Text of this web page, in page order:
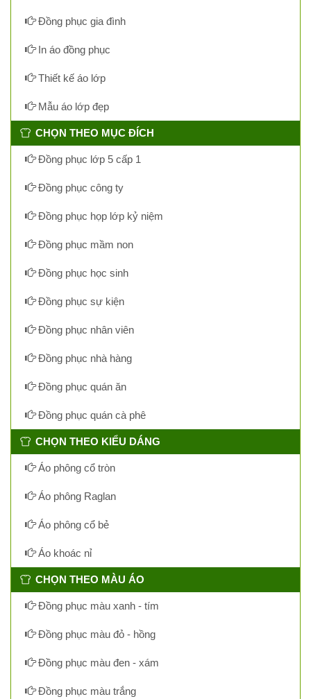
Đồng phục gia đình
In áo đồng phục
Thiết kế áo lớp
Mẫu áo lớp đẹp
CHỌN THEO MỤC ĐÍCH
Đồng phục lớp 5 cấp 1
Đồng phục công ty
Đồng phục họp lớp kỷ niệm
Đồng phục mầm non
Đồng phục học sinh
Đồng phục sự kiện
Đồng phục nhân viên
Đồng phục nhà hàng
Đồng phục quán ăn
Đồng phục quán cà phê
CHỌN THEO KIỂU DÁNG
Áo phông cổ tròn
Áo phông Raglan
Áo phông cổ bẻ
Áo khoác nỉ
CHỌN THEO MÀU ÁO
Đồng phục màu xanh - tím
Đồng phục màu đỏ - hồng
Đồng phục màu đen - xám
Đồng phục màu trắng